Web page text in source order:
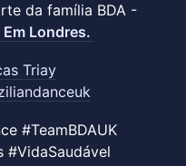
da família BDA -
Londres.
Triay
#TeamBDAUK
#VidaSaudável